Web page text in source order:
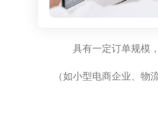
具有一定订单规模
（如小型电商企业、物